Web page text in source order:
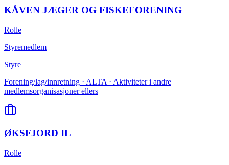
KÅVEN JÆGER OG FISKEFORENING
Rolle
Styremedlem
Styre
Forening/lag/innretning · ALTA · Aktiviteter i andre
medlemsorganisasjoner ellers
ØKSFJORD IL
Rolle